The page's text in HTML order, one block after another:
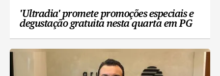
'Ultradia' promete promoções especiais e
degustação gratuita nesta quarta em PG